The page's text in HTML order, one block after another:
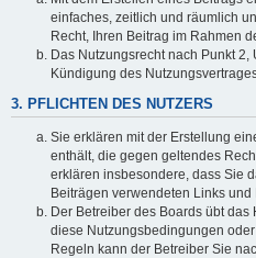
einfaches, zeitlich und räumlich
Recht, Ihren Beitrag im Rahmen
Das Nutzungsrecht nach Punkt
Kündigung des
3. PFLICHTEN DES NUTZERS
Sie erklären mit der Erstellung
enthält, die gegen geltendes
erklären insbesondere, dass Sie
Beiträgen verwendeten Links und
Der Betreiber des Boards übt
diese Nutzungsbedingungen
Regeln kann der Betreiber Sie